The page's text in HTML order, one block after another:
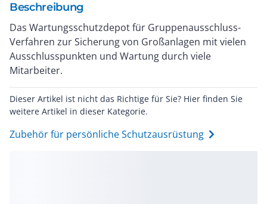
Beschreibung
Das Wartungsschutzdepot für Gruppenausschluss-
Verfahren zur Sicherung von Großanlagen mit vielen
Ausschlusspunkten und Wartung durch viele
Mitarbeiter.
Dieser Artikel ist nicht das Richtige für Sie? Hier finden Sie
weitere Artikel in dieser Kategorie.
Zubehör für persönliche Schutzausrüstung